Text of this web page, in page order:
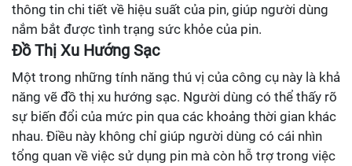
thông tin chi tiết về hiệu suất của pin, giúp người dùng
nắm bắt được tình trạng sức khỏe của pin.
Đồ Thị Xu Hướng Sạc
Một trong những tính năng thú vị của công cụ này là khả
năng vẽ đồ thị xu hướng sạc. Người dùng có thể thấy rõ
sự biến đổi của mức pin qua các khoảng thời gian khác
nhau. Điều này không chỉ giúp người dùng có cái nhìn
tổng quan về việc sử dụng pin mà còn hỗ trợ trong việc